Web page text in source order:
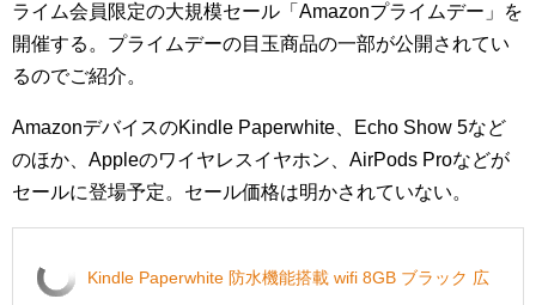
ライム会員限定の大規模セール「Amazonプライムデー」を
開催する。プライムデーの目玉商品の一部が公開されてい
るのでご紹介。
AmazonデバイスのKindle Paperwhite、Echo Show 5など
のほか、Appleのワイヤレスイヤホン、AirPods Proなどが
セールに登場予定。セール価格は明かされていない。
Kindle Paperwhite 防水機能搭載 wifi 8GB ブラック 広